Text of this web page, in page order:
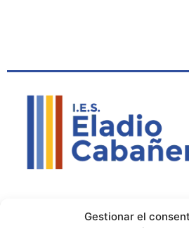
Gestionar el